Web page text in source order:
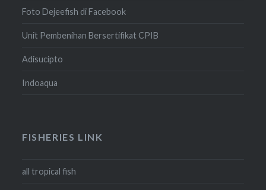
Foto Dejeefish di Facebook
Unit Pembenihan Bersertifikat CPIB
Adisucipto
Indoaqua
FISHERIES LINK
all tropical fish